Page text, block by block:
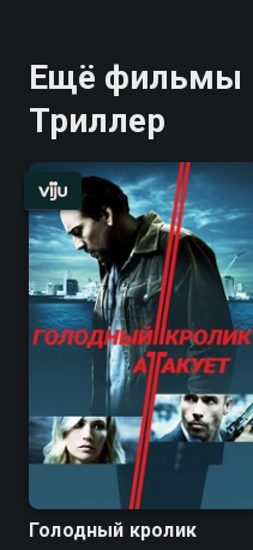
Ещё фильмы
Триллер
Голодный кролик